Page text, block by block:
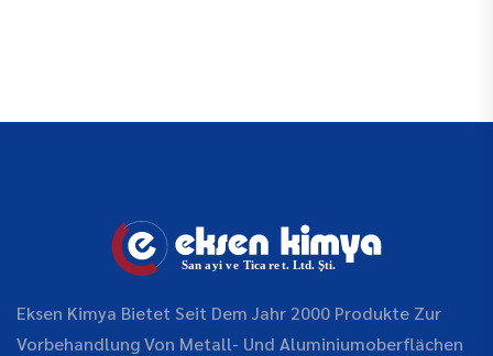
Eksen Kimya Bietet Seit Dem Jahr 2000 Produkte Zur
Vorbehandlung Von Metall- Und Aluminiumoberflächen